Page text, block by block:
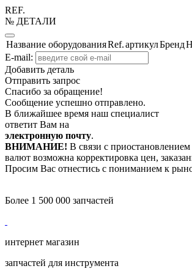
REF.
№ ДЕТАЛИ
Название оборудованияRef.артикулБренд
E-mail:
Добавить деталь
Отправить запрос
Спасибо за обращение!
Сообщение успешно отправлено.
В ближайшее время наш специалист
ответит Вам на
электронную почту.
ВНИМАНИЕ! В связи с
валют возможна корректировка цен,
Просим Вас отнестись с пониманием к
Более 1 500 000 запчастей
интернет магазин
запчастей для инструмента